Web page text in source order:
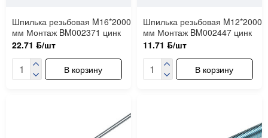
Шпилька резьбовая M16*2000
мм Монтаж BM002371 цинк
22.71 ƃ/шт
В корзину
Шпилька резьбовая M12*2000
мм Монтаж BM002447 цинк
11.71 ƃ/шт
В корзину